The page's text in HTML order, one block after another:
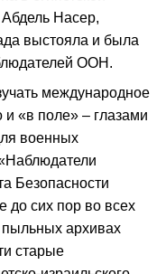
Насер,
выстояла и была
ООН.
международное
и «в поле» – глазами
военных
Безопасности
до сих пор во всех
архивах
старые